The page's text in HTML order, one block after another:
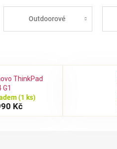
Outdoorové
ThinkPad
G1
(1 ks)
Kč